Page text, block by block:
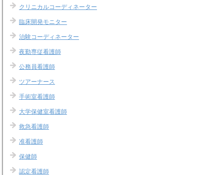
クリニカルコーディネーター
臨床開発モニター
治験コーディネーター
夜勤専従看護師
公務員看護師
ツアーナース
手術室看護師
大学保健室看護師
救急看護師
准看護師
保健師
認定看護師